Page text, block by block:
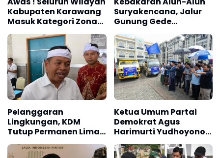
Kabupaten Karawang
Masuk Kategori Zona
Kuning Kebakaran
Berdasarkan
Penyusunan RISPK
Suryakencana, Jalur
Gunung Gede
Pangrango Ditutup
Pelanggaran
Lingkungan, KDM
Tutup Permanen Lima
Tambang Batu Kapur
di Cipatat
Ketua Umum Partai
Demokrat Agus
Harimurti Yudhoyono
(AHY)